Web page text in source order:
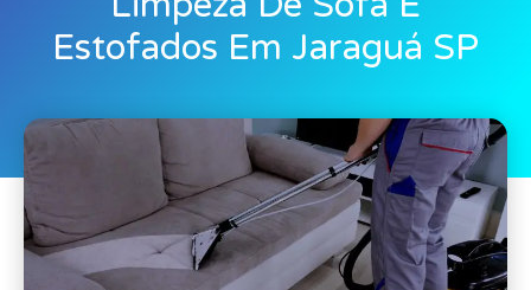
Estofados Em Jaraguá SP